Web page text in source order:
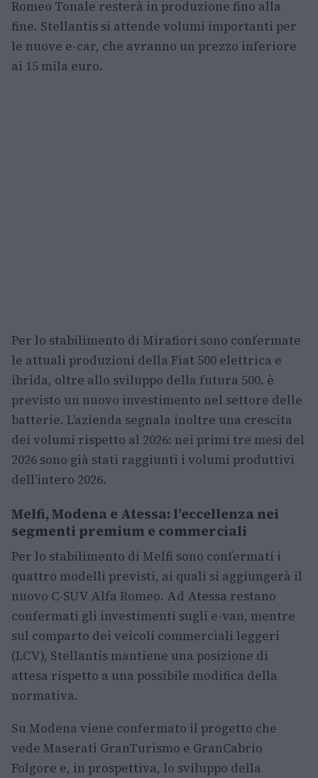
Romeo Tonale resterà in produzione fino alla
fine. Stellantis si attende volumi importanti per
le nuove e-car, che avranno un prezzo inferiore
ai 15 mila euro.
Per lo stabilimento di Mirafiori sono confermate
le attuali produzioni della Fiat 500 elettrica e
ibrida, oltre allo sviluppo della futura 500. è
previsto un nuovo investimento nel settore delle
batterie. L’azienda segnala inoltre una crescita
dei volumi rispetto al 2026: nei primi tre mesi del
2026 sono già stati raggiunti i volumi produttivi
dell’intero 2026.
Melfi, Modena e Atessa: l’eccellenza nei
segmenti premium e commerciali
Per lo stabilimento di Melfi sono confermati i
quattro modelli previsti, ai quali si aggiungerà il
nuovo C-SUV Alfa Romeo. Ad Atessa restano
confermati gli investimenti sugli e-van, mentre
sul comparto dei veicoli commerciali leggeri
(LCV), Stellantis mantiene una posizione di
attesa rispetto a una possibile modifica della
normativa.
Su Modena viene confermato il progetto che
vede Maserati GranTurismo e GranCabrio
Folgore e, in prospettiva, lo sviluppo della